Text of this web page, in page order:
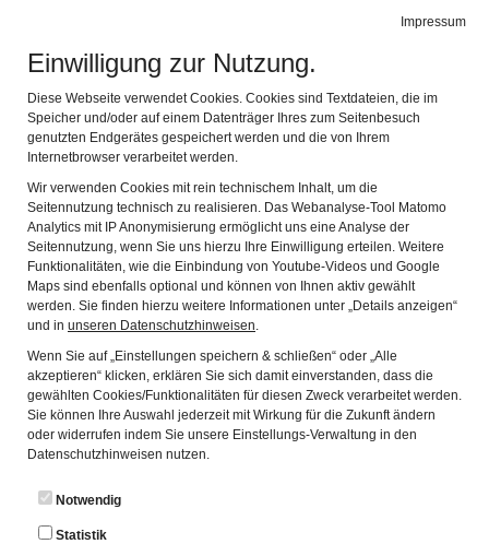
Impressum
Einwilligung zur Nutzung.
Diese Webseite verwendet Cookies. Cookies sind Textdateien, die im
Speicher und/oder auf einem Datenträger Ihres zum Seitenbesuch
genutzten Endgerätes gespeichert werden und die von Ihrem
Internetbrowser verarbeitet werden.
Wir verwenden Cookies mit rein technischem Inhalt, um die
Seitennutzung technisch zu realisieren. Das Webanalyse-Tool Matomo
Analytics mit IP Anonymisierung ermöglicht uns eine Analyse der
Seitennutzung, wenn Sie uns hierzu Ihre Einwilligung erteilen. Weitere
Funktionalitäten, wie die Einbindung von Youtube-Videos und Google
Maps sind ebenfalls optional und können von Ihnen aktiv gewählt
werden. Sie finden hierzu weitere Informationen unter „Details anzeigen“
und in unseren Datenschutzhinweisen.
Wenn Sie auf „Einstellungen speichern & schließen“ oder „Alle
akzeptieren“ klicken, erklären Sie sich damit einverstanden, dass die
gewählten Cookies/Funktionalitäten für diesen Zweck verarbeitet werden.
Sie können Ihre Auswahl jederzeit mit Wirkung für die Zukunft ändern
oder widerrufen indem Sie unsere Einstellungs-Verwaltung in den
Datenschutzhinweisen nutzen.
Notwendig
Statistik
KONTAKT
Die mit einem * gekennzeichten Felder sind Pflichtfelder
und müssen ausgefüllt werden.
Vorname